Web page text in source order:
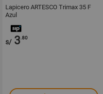
Lapicero ARTESCO Trimax 35 F
Azul
s/ 3.80